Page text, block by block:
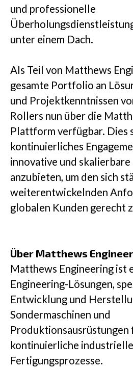
und professionelle
unter einem Dach.
Als Teil von Matthews
gesamte Portfolio an
und Projektkenntnissen
Rollers nun über die
Plattform verfügbar. Dies
kontinuierliches
innovative und skalierbare
anzubieten, um den sich
weiterentwickelnden
globalen Kunden gerecht
Über Matthews
Matthews Engineering ist
Engineering-Lösungen,
Entwicklung und
Sondermaschinen und
Produktionsausrüstungen
kontinuierliche industrielle
Fertigungsprozesse.